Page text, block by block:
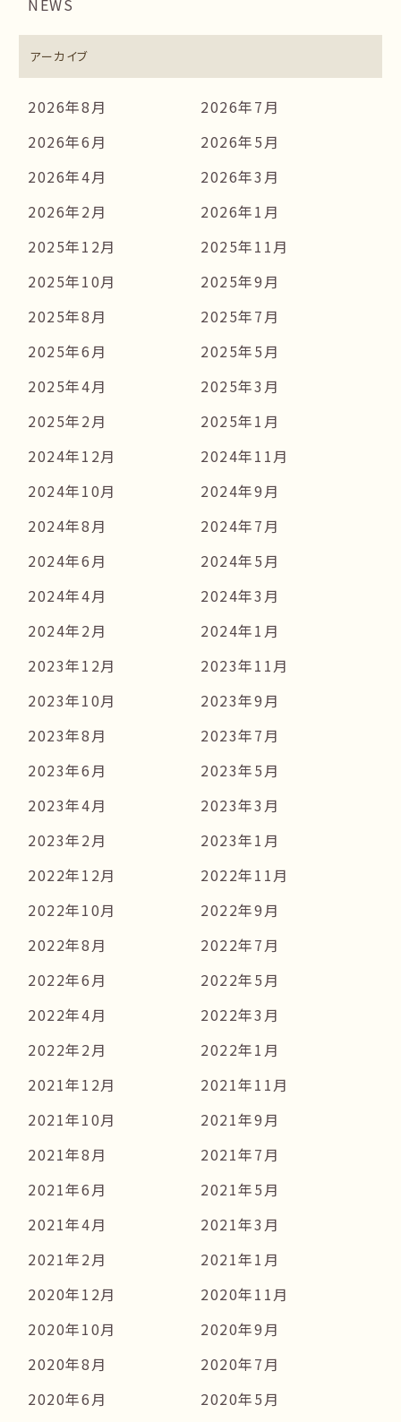
NEWS
アーカイブ
2026年8月
2026年7月
2026年6月
2026年5月
2026年4月
2026年3月
2026年2月
2026年1月
2025年12月
2025年11月
2025年10月
2025年9月
2025年8月
2025年7月
2025年6月
2025年5月
2025年4月
2025年3月
2025年2月
2025年1月
2024年12月
2024年11月
2024年10月
2024年9月
2024年8月
2024年7月
2024年6月
2024年5月
2024年4月
2024年3月
2024年2月
2024年1月
2023年12月
2023年11月
2023年10月
2023年9月
2023年8月
2023年7月
2023年6月
2023年5月
2023年4月
2023年3月
2023年2月
2023年1月
2022年12月
2022年11月
2022年10月
2022年9月
2022年8月
2022年7月
2022年6月
2022年5月
2022年4月
2022年3月
2022年2月
2022年1月
2021年12月
2021年11月
2021年10月
2021年9月
2021年8月
2021年7月
2021年6月
2021年5月
2021年4月
2021年3月
2021年2月
2021年1月
2020年12月
2020年11月
2020年10月
2020年9月
2020年8月
2020年7月
2020年6月
2020年5月